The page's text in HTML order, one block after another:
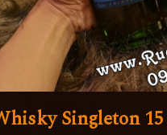
Singleton